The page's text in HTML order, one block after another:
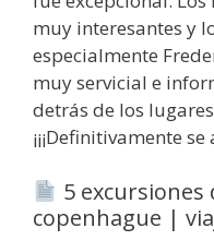
muy interesantes y
especialmente
muy servicial e
detrás de los
¡¡¡Definitivamente
5 excursiones
copenhague |